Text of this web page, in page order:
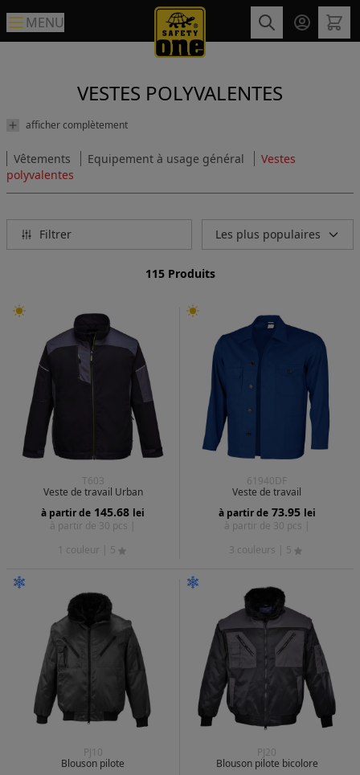
MENU
VESTES POLYVALENTES
afficher complètement
Vêtements Equipement à usage général
Vestes
polyvalentes
Filtrer Les plus populaires
115 Produits
T603
Veste de travail Urban
à partir de 145.68 lei
à partir de 30 pcs |
1 couleur
| 5
61940DF
Veste de travail
à partir de 73.95 lei
à partir de 30 pcs |
3 couleurs
| 5
PJ10
Blouson pilote
PJ20
Blouson pilote bicolore